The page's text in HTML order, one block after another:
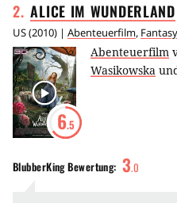
2. ALICE IM WUNDERLAND
US(2010) | Abenteuerfilm,
6.5
Abenteuerfilm
Wasikowska
BlubberKingBewertung: 3.0